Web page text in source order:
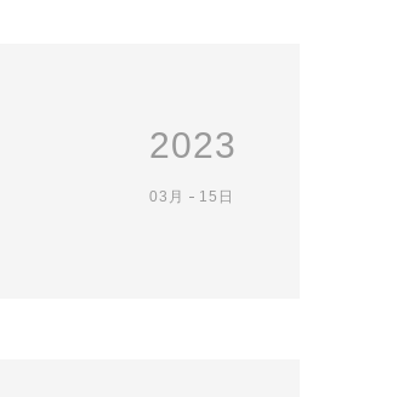
2023
03月 15日